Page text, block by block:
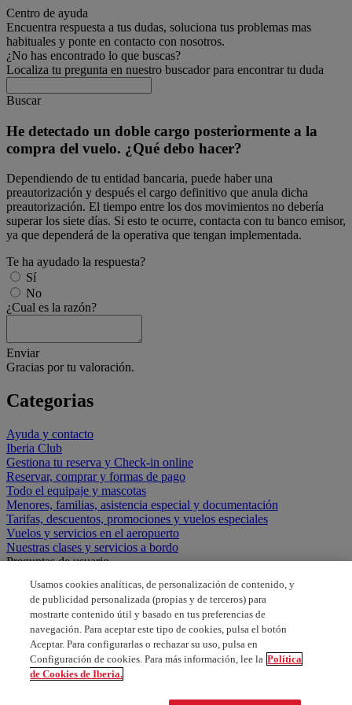
Centro de ayuda
Encuentra respuesta a tus dudas, soluciona tus problemas mas
habituales y ponte en contacto con nosotros.
¿No has encontrado lo que buscas?
Localiza tu pregunta en nuestro buscador para encontrar tu duda
Buscar
He detectado un doble cargo posteriormente a la
compra del vuelo. ¿Qué debo hacer?
Dependiendo de tu entidad bancaria, puede haber una
preautorización y después el cargo definitivo que anula dicha
preautorización. El tiempo entre los dos movimientos no debería
superar los siete días. Si esto te ocurre, contacta con tu banco emisor,
ya que dependerá de la operativa que tengan implementada.
Te ha ayudado la respuesta?
Sí
No
¿Cual es la razón?
Enviar
Gracias por tu valoración.
Categorias
Ayuda y contacto
Iberia Club
Gestiona tu reserva y Check-in online
Reservar, comprar y formas de pago
Todo el equipaje y mascotas
Menores, familias, asistencia especial y documentación
Tarifas, descuentos, promociones y vuelos especiales
Vuelos y servicios en el aeropuerto
Nuestras clases y servicios a bordo
Preguntas de usuario
RECLAMACION FACTURA NO RECIBIDA
Reclamar dinero de bono
reclamar dinero de un bono
Usamos cookies analíticas, de personalización de contenido, y
de publicidad personalizada (propias y de terceros) para
mostrarte contenido útil y basado en tus preferencias de
navegación. Para aceptar este tipo de cookies, pulsa el botón
Aceptar. Para configurarlas o rechazar su uso, pulsa en
Configuración de cookies. Para más información, lee la Política
de Cookies de Iberia.